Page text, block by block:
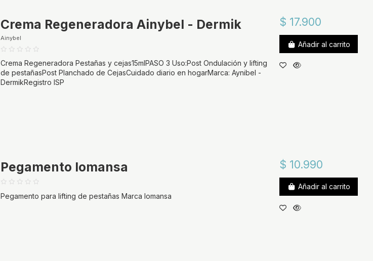
Crema Regeneradora Ainybel - Dermik
Ainybel
Crema Regeneradora Pestañas y cejas15mlPASO 3 Uso:Post Ondulación y lifting
de pestañasPost Planchado de CejasCuidado diario en hogarMarca: Aynibel -
DermikRegistro ISP
$ 17.900
Añadir al carrito
Pegamento lomansa
Pegamento para lifting de pestañas Marca lomansa
$ 10.990
Añadir al carrito